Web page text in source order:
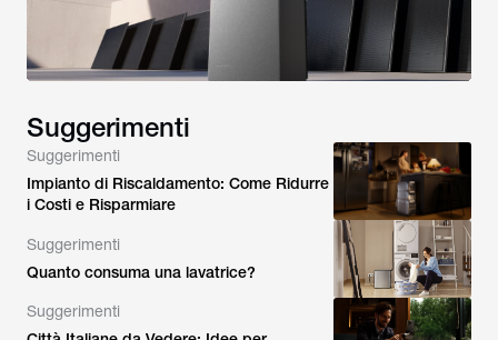
Suggerimenti
Suggerimenti
Impianto di Riscaldamento: Come Ridurre
i Costi e Risparmiare
Suggerimenti
Quanto consuma una lavatrice?
Suggerimenti